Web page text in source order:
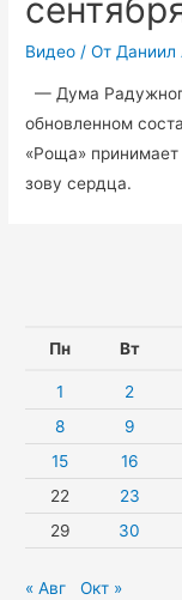
Видео / От Даниил
— Дума
обновленном
«Роща»
зову сердца.
Пн Вт
1 2
8
9
15
16
22
23
29
30
« Авг Окт »